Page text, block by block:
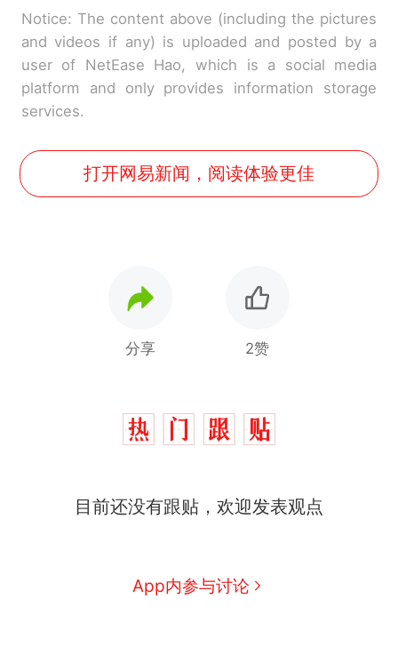
Notice: The content above (including the pictures
and videos if any) is uploaded and posted by a
user of NetEase Hao, which is a social media
platform and only provides information storage
services.
打开网易新闻，阅读体验更佳
分享 2赞
目前还没有跟贴，欢迎发表观点
App内参与讨论
热 那个在床头放菜刀的女孩，
因老师一句“跟我回家”改写了